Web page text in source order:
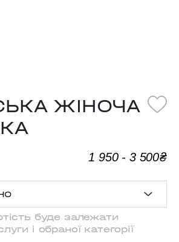
ЖІНОЧА
1 950 - 3 500₴
буде залежати
і обраної категорії